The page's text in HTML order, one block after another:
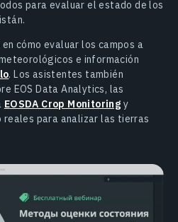
para evaluar el estado de los
cómo evaluar los campos a
e información
. Los asistentes también
EOS Data Analytics, las
EOSDA Crop Monitoring y
reales para analizar las tierras